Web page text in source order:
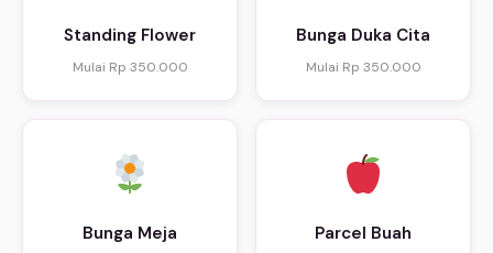
Standing Flower
Mulai Rp 350.000
Bunga Duka Cita
Mulai Rp 350.000
Bunga Meja Parcel Buah